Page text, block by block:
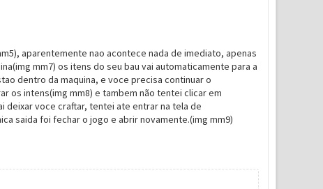
aparentemente nao acontece nada de imediato, apenas
mm7) os itens do seu bau vai automaticamente para a
dentro da maquina, e voce precisa continuar o
os intens(img mm8) e tambem não tentei clicar em
deixar voce craftar, tentei ate entrar na tela de
saida foi fechar o jogo e abrir novamente.(img mm9)